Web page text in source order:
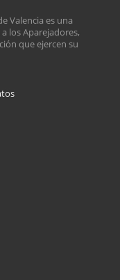
Valencia es una
los Aparejadores,
que ejercen su